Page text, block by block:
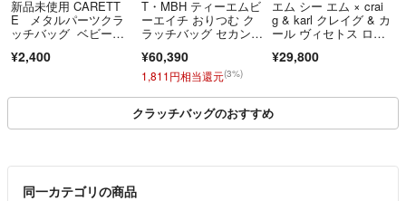
新品未使用 CARETT
E メタルパーツクラ
ッチバッグ ベビーピ
¥2,400
T・MBH ティーエムビ
ーエイチ おりつむ ク
ラッチバッグ セカンド
ーフ ブラック
¥60,390
1,811円相当還元(3%)
エム シー エム × crai
g & karl クレイグ & カ
ール ヴィセトス ロゴ
グ セカンドバッグ PV
¥29,800
クラッチバッグのおすすめ
同一カテゴリの商品